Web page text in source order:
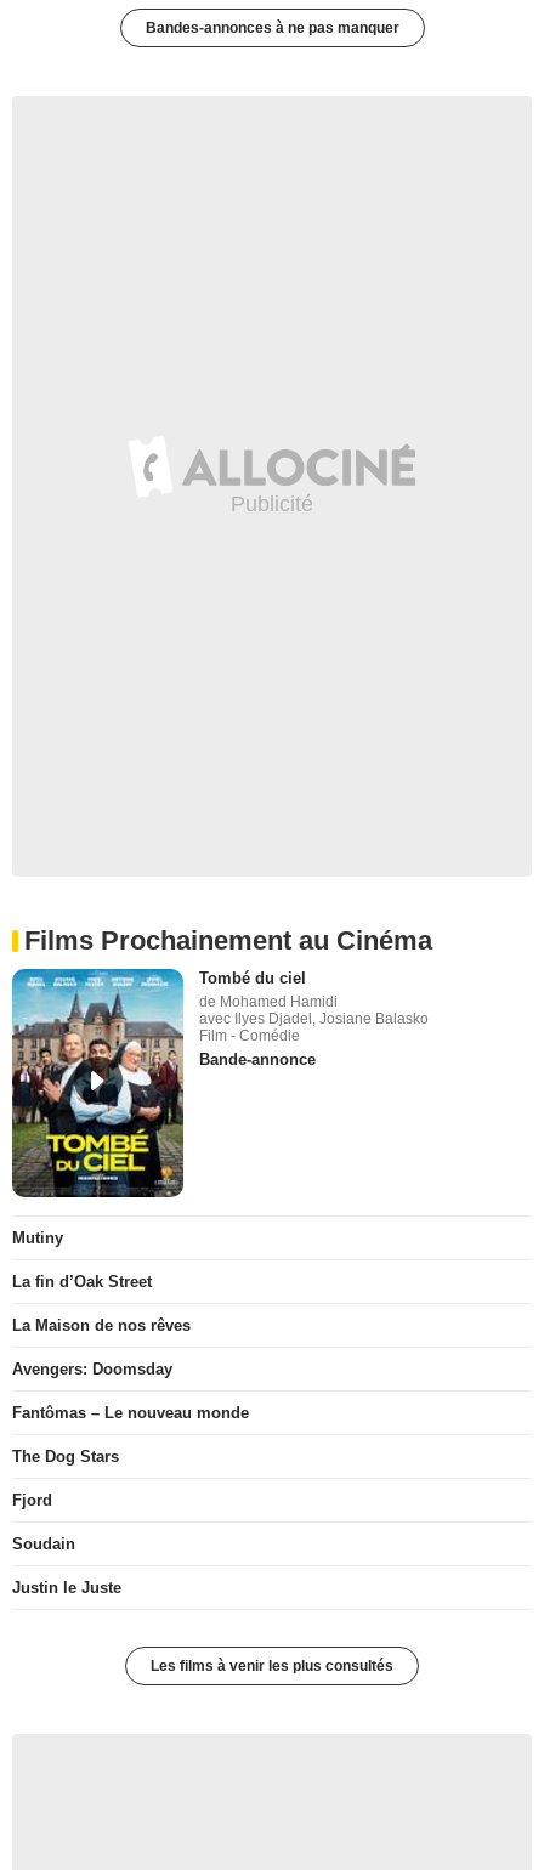
Bandes-annonces à ne pas manquer
Films Prochainement au Cinéma
Tombé du ciel
de Mohamed Hamidi
avec Ilyes Djadel, Josiane Balasko
Film - Comédie
Bande-annonce
Mutiny
La fin d’Oak Street
La Maison de nos rêves
Avengers: Doomsday
Fantômas – Le nouveau monde
The Dog Stars
Fjord
Soudain
Justin le Juste
Les films à venir les plus consultés